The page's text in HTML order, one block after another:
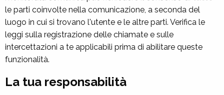
le parti coinvolte nella comunicazione, a seconda del
luogo in cui si trovano l'utente e le altre parti. Verifica le
leggi sulla registrazione delle chiamate e sulle
intercettazioni a te applicabili prima di abilitare queste
funzionalità.
La tua responsabilità